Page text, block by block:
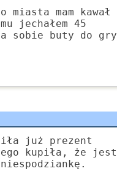
mam kawał
jechałem 45
sobie buty do gry
już prezent
kupiła, że jest